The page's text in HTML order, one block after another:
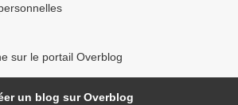
sur le portail Overblog
un blog sur Overblog